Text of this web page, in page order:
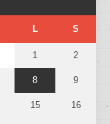
L S
1 2
8 9
15 16